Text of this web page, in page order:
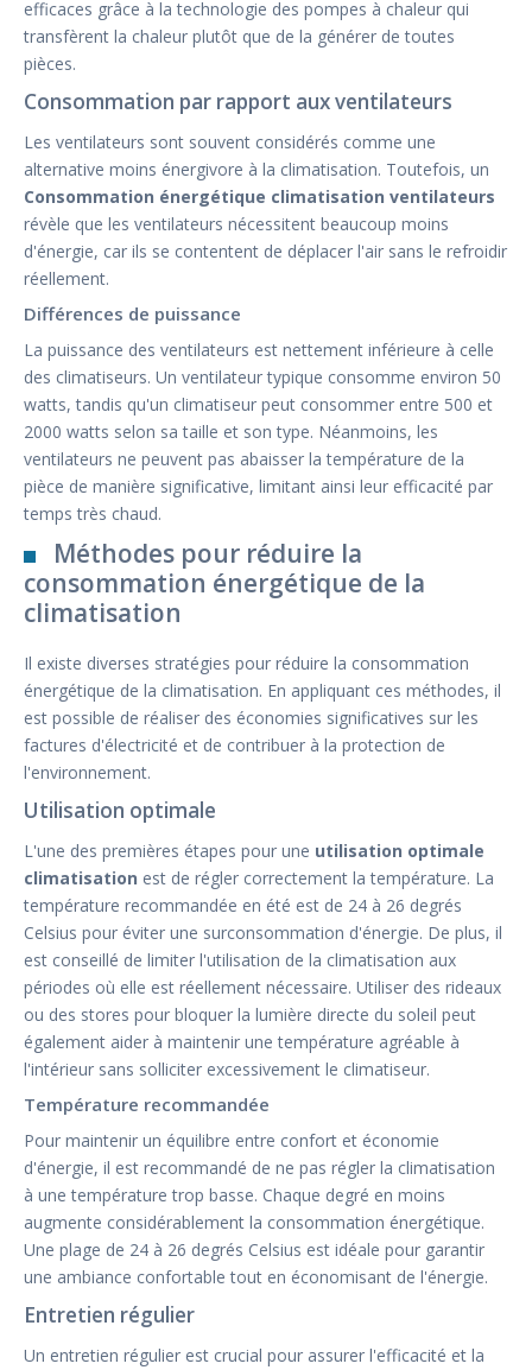
efficaces grâce à la technologie des pompes à chaleur qui
transfèrent la chaleur plutôt que de la générer de toutes
pièces.
Consommation par rapport aux ventilateurs
Les ventilateurs sont souvent considérés comme une
alternative moins énergivore à la climatisation. Toutefois, un
Consommation énergétique climatisation ventilateurs
révèle que les ventilateurs nécessitent beaucoup moins
d'énergie, car ils se contentent de déplacer l'air sans le refroidir
réellement.
Différences de puissance
La puissance des ventilateurs est nettement inférieure à celle
des climatiseurs. Un ventilateur typique consomme environ 50
watts, tandis qu'un climatiseur peut consommer entre 500 et
2000 watts selon sa taille et son type. Néanmoins, les
ventilateurs ne peuvent pas abaisser la température de la
pièce de manière significative, limitant ainsi leur efficacité par
temps très chaud.
Méthodes pour réduire la
consommation énergétique de la
climatisation
Il existe diverses stratégies pour réduire la consommation
énergétique de la climatisation. En appliquant ces méthodes, il
est possible de réaliser des économies significatives sur les
factures d'électricité et de contribuer à la protection de
l'environnement.
Utilisation optimale
L'une des premières étapes pour une utilisation optimale
climatisation est de régler correctement la température. La
température recommandée en été est de 24 à 26 degrés
Celsius pour éviter une surconsommation d'énergie. De plus, il
est conseillé de limiter l'utilisation de la climatisation aux
périodes où elle est réellement nécessaire. Utiliser des rideaux
ou des stores pour bloquer la lumière directe du soleil peut
également aider à maintenir une température agréable à
l'intérieur sans solliciter excessivement le climatiseur.
Température recommandée
Pour maintenir un équilibre entre confort et économie
d'énergie, il est recommandé de ne pas régler la climatisation
à une température trop basse. Chaque degré en moins
augmente considérablement la consommation énergétique.
Une plage de 24 à 26 degrés Celsius est idéale pour garantir
une ambiance confortable tout en économisant de l'énergie.
Entretien régulier
Un entretien régulier est crucial pour assurer l'efficacité et la